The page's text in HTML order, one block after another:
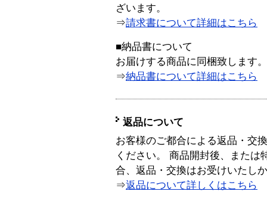
ざいます。
⇒請求書について詳細はこちら
■納品書について
お届けする商品に同梱致します。
⇒納品書について詳細はこちら
返品について
お客様のご都合による返品・交
ください。 商品開封後、または
合、返品・交換はお受けいたし
⇒返品について詳しくはこちら